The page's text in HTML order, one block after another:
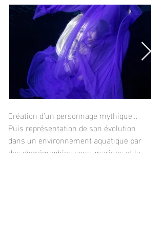
Création d’un personnage mythique…
Puis représentation de son évolution
dans un environnement aquatique par
des chorégraphies sous-marines et la